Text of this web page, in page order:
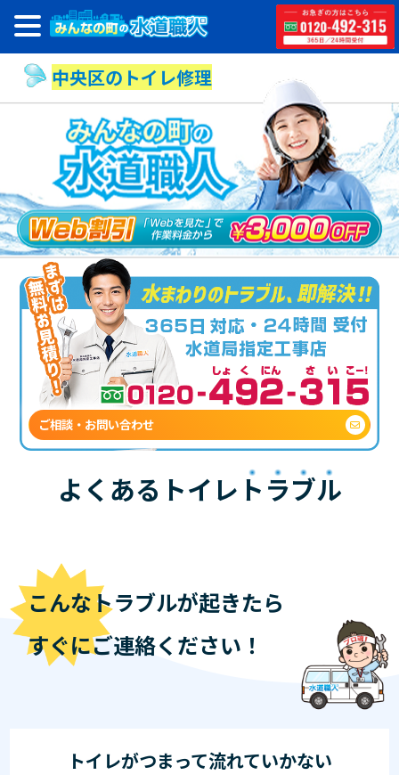
中央区のトイレ修理
ご相談・お問い合わせ
よくあるトイレ トラブル
こんなトラブルが起きたら
すぐにご連絡ください！
トイレがつまって流れていかない